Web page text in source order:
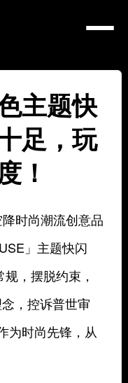
主题快
足，玩
！
时尚潮流创意品
」主题快闪
，摆脱约束，
，控诉普世审
为时尚先锋，从